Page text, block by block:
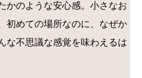
かのような安心感。小さなお
初めての場所なのに、なぜか
な不思議な感覚を味わえるは